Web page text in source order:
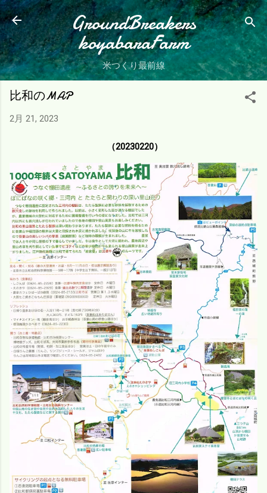
スキップしてメイン コンテンツに移動
GroundBreakers
koyabaraFarm
米つくり最前線
比和のMAP
2月 21, 2023
（20230220）